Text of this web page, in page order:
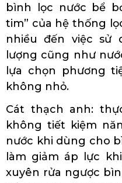
bình lọc nước bể
tim” của hệ thống
nhiều đến việc sử
lượng cũng như
lựa chọn phương
không nhỏ.
Cát thạch anh:
không tiết kiệm
nước khi dùng cho
làm giảm áp lực
xuyên rửa ngược